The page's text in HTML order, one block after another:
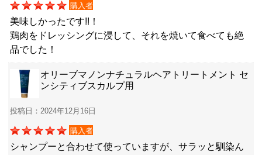
購入者
美味しかったです!!！
鶏肉をドレッシングに浸して、それを焼いて食べても絶
品でした！
オリーブマノンナチュラルヘアトリートメント セ
ンシティブスカルプ用
投稿日：2024年12月16日
購入者
シャンプーと合わせて使っていますが、サラッと馴染ん